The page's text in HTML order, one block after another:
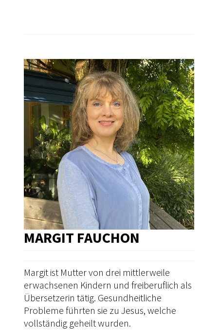
MARGIT FAUCHON
Margit ist Mutter von drei mittlerweile
erwachsenen Kindern und freiberuflich als
Übersetzerin tätig. Gesundheitliche
Probleme führten sie zu Jesus, welche
vollständig geheilt wurden.